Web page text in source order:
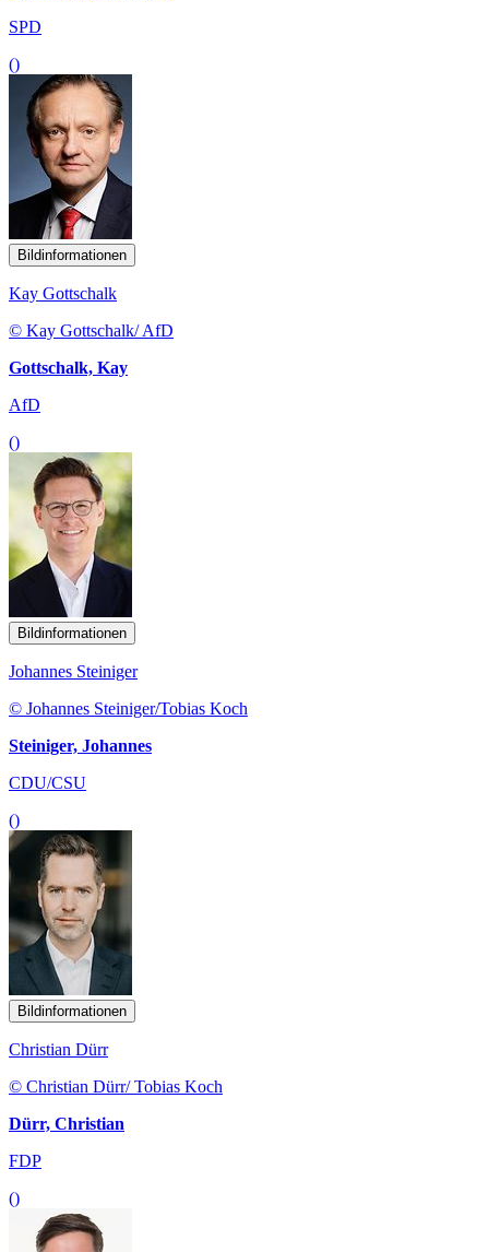
SPD
()
Bildinformationen
Kay Gottschalk
© Kay Gottschalk/ AfD
Gottschalk, Kay
AfD
()
Bildinformationen
Johannes Steiniger
© Johannes Steiniger/Tobias Koch
Steiniger, Johannes
CDU/CSU
()
Bildinformationen
Christian Dürr
© Christian Dürr/ Tobias Koch
Dürr, Christian
FDP
()